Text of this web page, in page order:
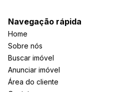
Navegação rápida
Home
Sobre nós
Buscar imóvel
Anunciar imóvel
Área do cliente